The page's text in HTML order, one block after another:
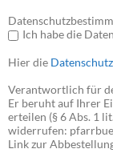
Ich habe die
Hier die
Verantwortlich für
Er beruht auf Ihrer
erteilen (§ 6 Abs. 1
widerrufen:
Link zur